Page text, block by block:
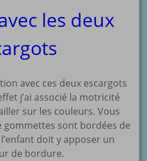
les deux
avec ces deux escargots
j’ai associé la motricité
sur les couleurs. Vous
gommettes sont bordées de
doit y apposer un
de bordure.